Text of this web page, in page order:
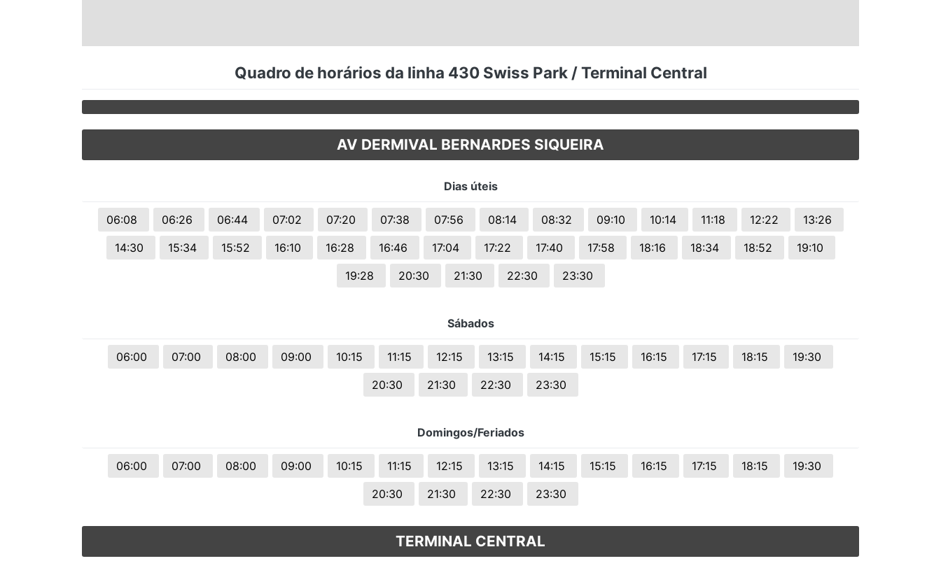
© 2026 Viva City Serviços Digitais Ltda. Todos os direitos reservados.
Quadro de horários da linha 430 Swiss Park / Terminal Central
AV DERMIVAL BERNARDES SIQUEIRA
Dias úteis
06:08 06:26 06:44 07:02 07:20 07:38 07:56 08:14 08:32 09:10 10:14 11:18 12:22
13:26
14:30
15:34 15:52 16:10 16:28 16:46 17:04 17:22 17:40 17:58 18:16 18:34 18:52
19:10
19:28
20:30 21:30 22:30 23:30
Sábados
06:00 07:00 08:00 09:00 10:15 11:15 12:15 13:15 14:15 15:15 16:15 17:15 18:15
19:30
20:30
21:30 22:30 23:30
Domingos/Feriados
06:00 07:00 08:00 09:00 10:15 11:15 12:15 13:15 14:15 15:15 16:15 17:15 18:15
19:30
20:30
21:30 22:30 23:30
TERMINAL CENTRAL